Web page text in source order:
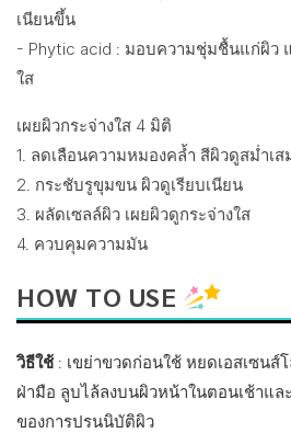
เนียนขึ้น
- Phytic acid : มอบความชุ่มชื้นแก่ผิว
ใส
เผยผิวกระจ่างใส 4 มิติ
1. ลดเลือนความหมองคล้ำ สีผิวดูสม่ำเส
2. กระชับรูขุมขน ผิวดูเรียบเนียน
3. ผลัดเซลล์ผิว เผยผิวดูกระจ่างใส
4. ควบคุมความมัน
HOW TO USE
วิธีใช้: เขย่าขวดก่อนใช้ หยดเอสเซนส์
ฝ่ามือ ลูบไล้ลงบนผิวหน้าในตอนเช้าแล
ของการปรนนิบัติผิว